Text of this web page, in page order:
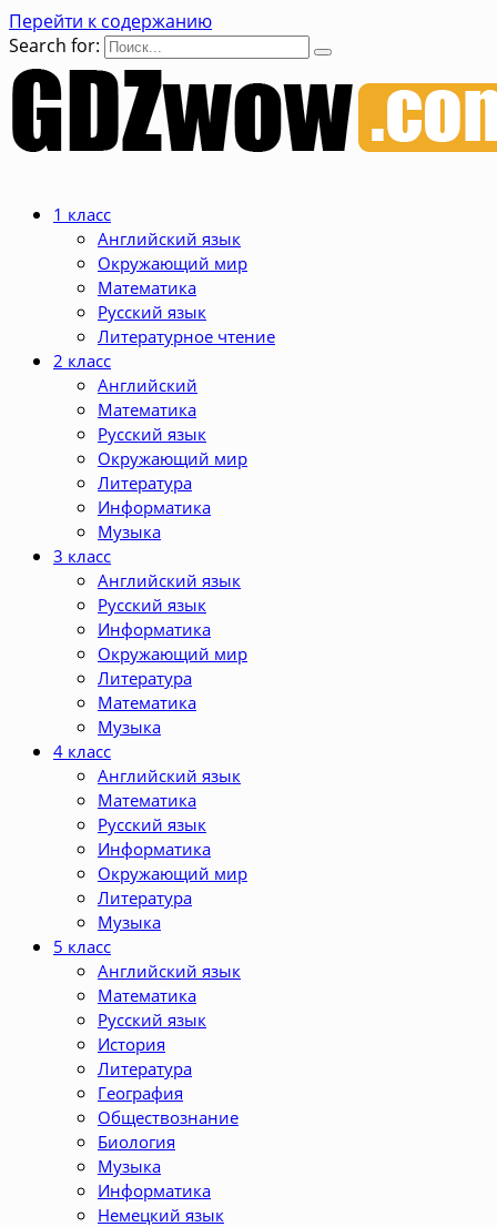
Перейти к содержанию
Search for:
1 класс
Английский язык
Окружающий мир
Математика
Русский язык
Литературное чтение
2 класс
Английский
Математика
Русский язык
Окружающий мир
Литература
Информатика
Музыка
3 класс
Английский язык
Русский язык
Информатика
Окружающий мир
Литература
Математика
Музыка
4 класс
Английский язык
Математика
Русский язык
Информатика
Окружающий мир
Литература
Музыка
5 класс
Английский язык
Математика
Русский язык
История
Литература
География
Обществознание
Биология
Музыка
Информатика
Немецкий язык